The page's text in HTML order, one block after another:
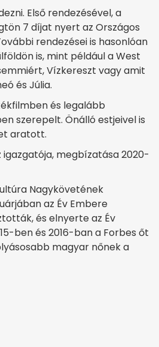
Első rendezésével, a
7 díjat nyert az Országos
rendezései is hasonlóan
is, mint például a West
Vízkereszt vagy amit
és Júlia.
és legalább
szerepelt. Önálló estjeivel is
aratott.
megbízatása 2020-
Nagykövetének
az Év Embere
és elnyerte az Év
ben és 2016-ban a Forbes őt
magyar nőnek a